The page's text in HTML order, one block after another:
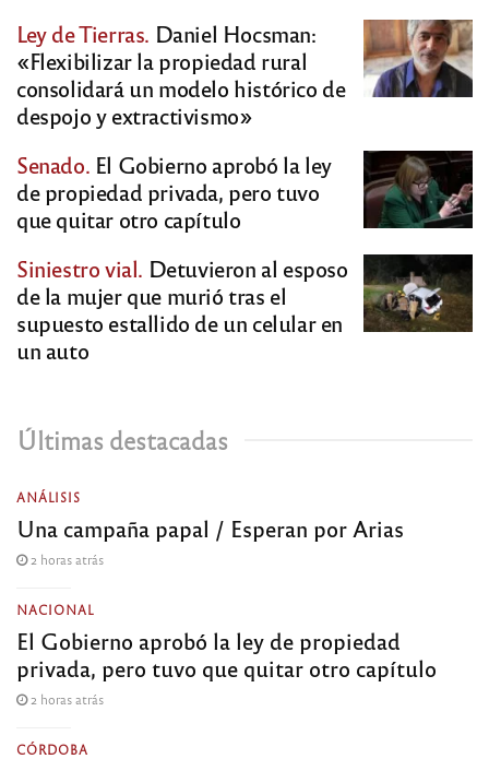
Ley de Tierras. Daniel Hocsman:
«Flexibilizar la propiedad rural
consolidará un modelo histórico de
despojo y extractivismo»
Senado. El Gobierno aprobó la ley
de propiedad privada, pero tuvo
que quitar otro capítulo
Siniestro vial. Detuvieron al esposo
de la mujer que murió tras el
supuesto estallido de un celular en
un auto
Últimas destacadas
ANÁLISIS
Una campaña papal / Esperan por Arias
2 horas atrás
NACIONAL
El Gobierno aprobó la ley de propiedad
privada, pero tuvo que quitar otro capítulo
2 horas atrás
CÓRDOBA